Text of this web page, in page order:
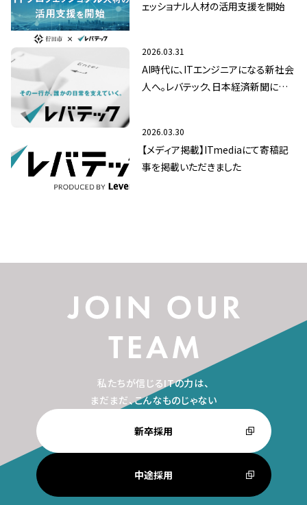
ェッショナル人材の活用支援を開始
2026.03.31
AI時代に、ITエンジニアになる新社会
人へ。レバテック、日本経済新聞にてメ
2026.03.30
【メディア掲載】ITmediaにて寄稿記
事を掲載いただきました
私たちが信じるITの力は、
まだまだ、こんなものじゃない
新卒採用
中途採用